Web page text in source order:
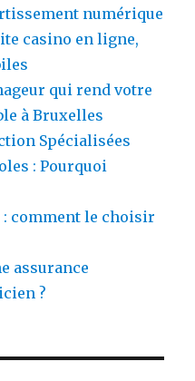
numérique
casino en ligne,
qui rend votre
à Bruxelles
Spécialisées
: Pourquoi
comment le choisir
assurance
?